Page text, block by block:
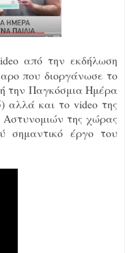
από την εκδήλωση
που διοργάνωσε το
την Παγκόσμια Ημέρα
αλλά και το video της
της χώρας
σημαντικό έργο του